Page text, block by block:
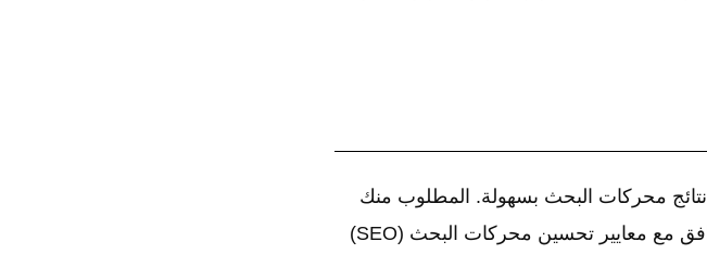
محركات البحث بسهولة. المطلوب منك
هو نشر الصور بكثافة، مع كتابة وصف لكل صورة متوافق مع معايير تحسين محركات البحث (SEO)